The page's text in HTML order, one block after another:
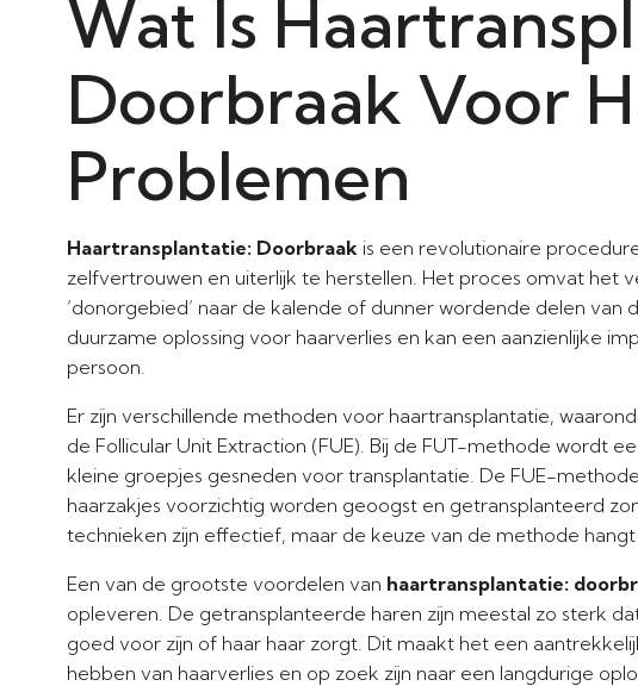
Wat Is
Doorbraak Voor
Problemen
Haartransplantatie: Doorbraak is een revolutionaire
zelfvertrouwen en uiterlijk te herstellen. Het proces omvat het
‘donorgebied’ naar de kalende of dunner wordende delen
duurzame oplossing voor haarverlies en kan een aanzienlijke
persoon.
Er zijn verschillende methoden voor haartransplantatie,
de Follicular Unit Extraction (FUE). Bij de FUT-methode wordt
kleine groepjes gesneden voor transplantatie. De FUE-
haarzakjes voorzichtig worden geoogst en getransplanteerd
technieken zijn effectief, maar de keuze van de methode
Een van de grootste voordelen van haartransplantatie:
opleveren. De getransplanteerde haren zijn meestal zo sterk
goed voor zijn of haar haar zorgt. Dit maakt het een
hebben van haarverlies en op zoek zijn naar een langdurige